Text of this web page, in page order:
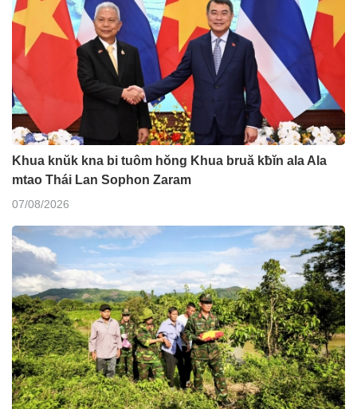
Khua knŭk kna bi tuôm hŏng Khua bruă kƀĭn ala Ala
mtao Thái Lan Sophon Zaram
07/08/2026